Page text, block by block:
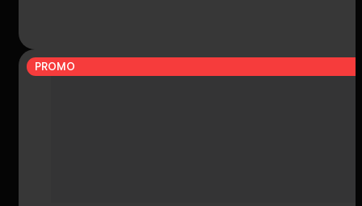
PROMO